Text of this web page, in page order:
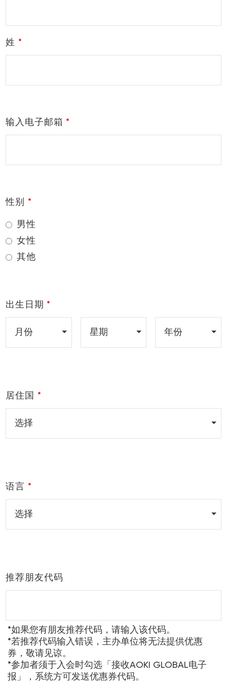
姓
输入电子邮箱
性别
男性
女性
其他
出生日期
居住国
语言
推荐朋友代码
*如果您有朋友推荐代码，请输入该代码。
*若推荐代码输入错误，主办单位将无法提供优惠
券，敬请见谅。
*参加者须于入会时勾选「接收AOKI GLOBAL电子
报」，系统方可发送优惠券代码。